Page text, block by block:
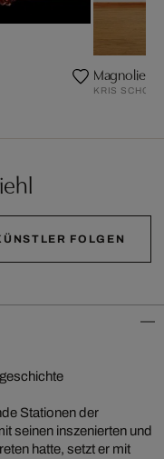
Magnolien 2
KRIS SCHOLZ
FOLGEN
Stationen der
seinen inszenierten und
hatte, setzt er mit